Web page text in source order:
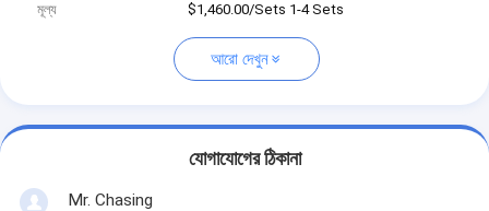
মূল্য
$1,460.00/Sets 1-4 Sets
আরো দেখুন
যোগাযোগের ঠিকানা
Mr. Chasing